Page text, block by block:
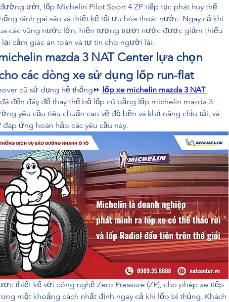
ướt, lốp Michelin Pilot Sport 4 ZP tiếp tục phát huy thế
rãnh gai sâu và thiết kế tối ưu hóa thoát nước. Ngay cả khi
các vũng nước lớn, hiện tượng trượt nước được giảm thiểu
cảm giác an toàn và tự tin cho người lái.
mazda 3 NAT Center lựa chọn
các dòng xe sử dụng lốp run-flat
cũ sử dụng hệ thống⏩ lốp xe michelin mazda 3 NAT
đến đây để thay thế bộ lốp cũ bằng lốp michelin mazda 3.
yêu cầu tiêu chuẩn cao về độ bền và khả năng chịu tải, và
đáp ứng hoàn hảo các yêu cầu này.
thiết kế với công nghệ Zero Pressure (ZP), cho phép xe tiếp
một khoảng cách nhất định ngay cả khi lốp bị thủng. Khách